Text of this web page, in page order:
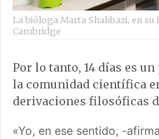
La bióloga Marta Shahbazi, en
Cambridge
Por lo tanto, 14 días es
la comunidad científica
derivaciones filosóficas
«Yo, en ese sentido, -